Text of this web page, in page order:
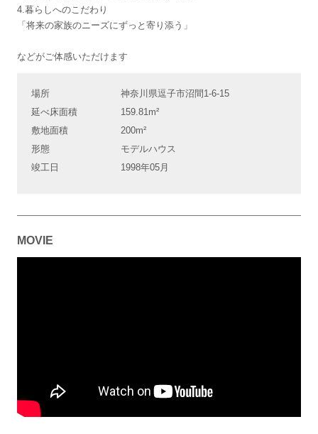
4.暮らしへのこだわり
「将来の家族のニーズにずっと寄り添う」
などがご体感いただけます
場所
神奈川県逗子市沼間1-6-15
延べ床面積
159.81m²
敷地面積
200m²
形態
モデルハウス
竣工日
1998年05月
MOVIE